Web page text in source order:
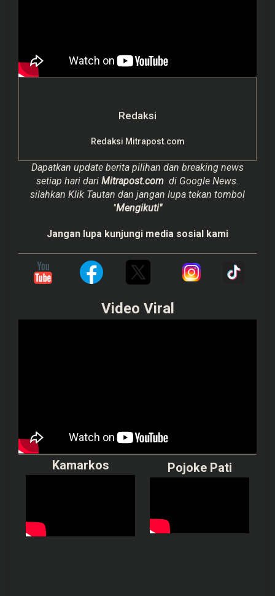
Redaksi
Redaksi Mitrapost.com
Dapatkan update berita pilihan dan breaking news
setiap hari dari Mitrapost.com di Google News.
silahkan Klik Tautan dan jangan lupa tekan tombol
"Mengikuti"
Jangan lupa kunjungi media sosial kami
Video Viral
Kamarkos Pojoke Pati